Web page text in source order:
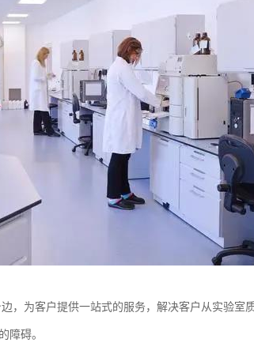
为客户提供一站式的服务，解决客户从实验室
障碍。